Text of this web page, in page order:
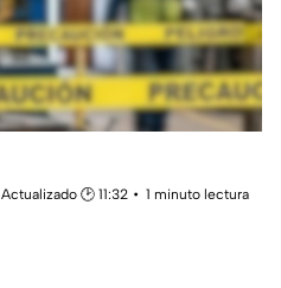
| Actualizado 🕑 11:32
1 minuto lectura